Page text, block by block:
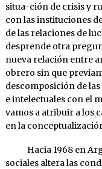
situa-ción de crisis y
con las instituciones
de las relaciones de
desprende otra
nueva relación entre
obrero sin que
descomposición de
e intelectuales con el
vamos a atribuir a los
en la
Hacia 1968 en
sociales altera las